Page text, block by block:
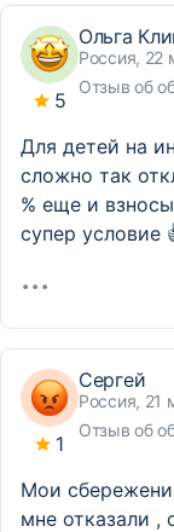
5
Ольга
Россия, 22
Отзыв об
Для детей на
сложно так
% еще и
супер условие
1
Сергей
Россия, 21
Отзыв об
Мои
мне отказали ,